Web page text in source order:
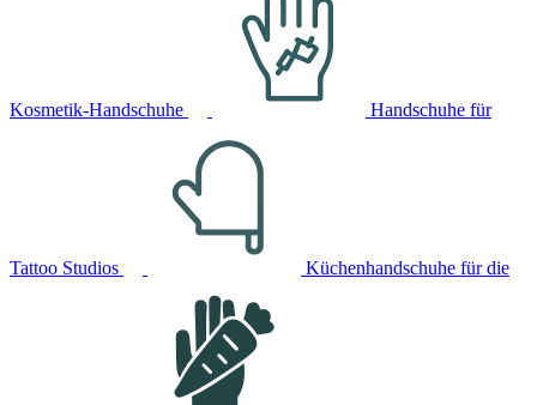
Kosmetik-Handschuhe Handschuhe für
Tattoo Studios Küchenhandschuhe für die